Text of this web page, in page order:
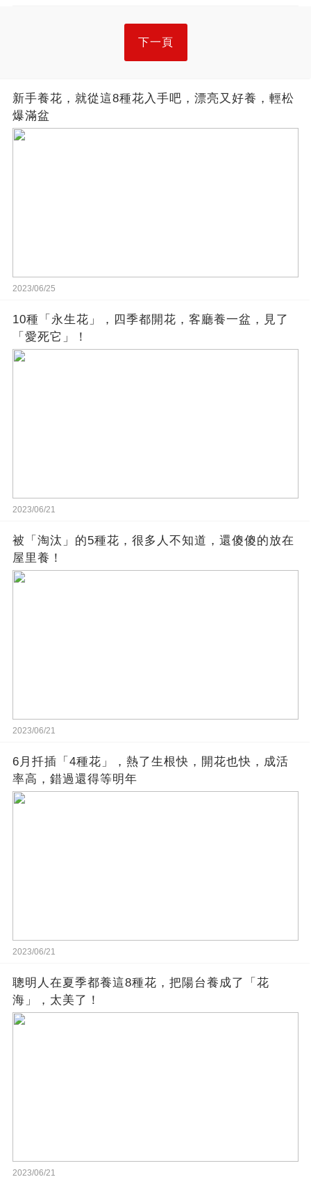
下一頁
新手養花，就從這8種花入手吧，漂亮又好養，輕松
爆滿盆
2023/06/25
10種「永生花」，四季都開花，客廳養一盆，見了
「愛死它」！
2023/06/21
被「淘汰」的5種花，很多人不知道，還傻傻的放在
屋里養！
2023/06/21
6月扦插「4種花」，熱了生根快，開花也快，成活
率高，錯過還得等明年
2023/06/21
聰明人在夏季都養這8種花，把陽台養成了「花
海」，太美了！
2023/06/21